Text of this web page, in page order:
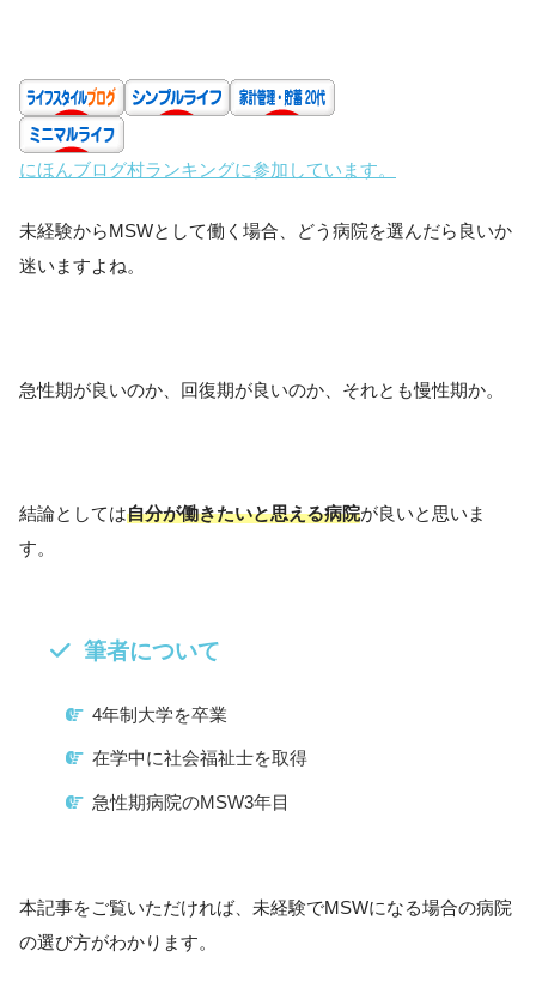
にほんブログ村ランキングに参加しています。
未経験からMSWとして働く場合、どう病院を選んだら良いか
迷いますよね。
急性期が良いのか、回復期が良いのか、それとも慢性期か。
結論としては自分が働きたいと思える病院が良いと思いま
す。
筆者について
4年制大学を卒業
在学中に社会福祉士を取得
急性期病院のMSW3年目
本記事をご覧いただければ、未経験でMSWになる場合の病院
の選び方がわかります。